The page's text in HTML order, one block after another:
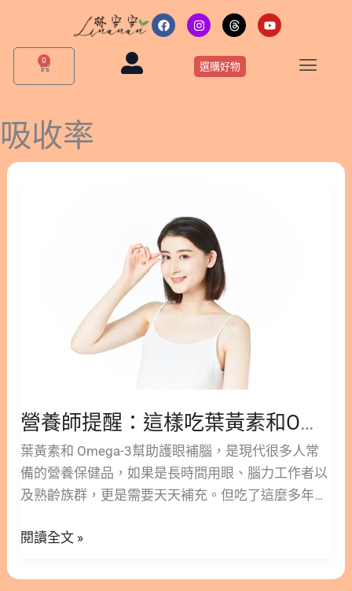
容
F
a
c
I
n
s
t
a
g
T
h
r
e
a
d
Y
o
u
0
購
物
籃
選購好物
吸收率
營養師提醒：這樣吃葉黃素和Omega-3才不會白補
葉黃素和 Omega-3幫助護眼補腦，是現代很多人常
備的營養保健品，如果是長時間用眼、腦力工作者以
及熟齡族群，更是需要天天補充。但吃了這麼多年，
不是有補充就夠了，生物利用率才是關鍵！ 今天就從
Omega-3補得有效又聰明！ ○版本閱讀>> 葉黃素和
和
Omega-
3
才
不
白
閱讀全文 »